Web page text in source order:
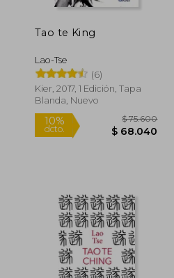
Tao te King
Lao-Tse
(6)
Kier, 2017, 1 Edición, Tapa
Blanda, Nuevo
10%
dcto.